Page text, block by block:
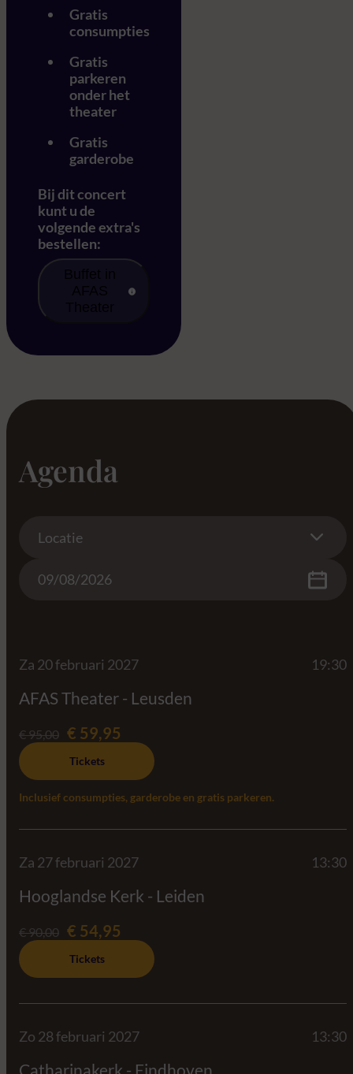
Gratis
consumpties
Gratis
parkeren
onder het
theater
Gratis
garderobe
Bij dit concert
kunt u de
volgende extra's
bestellen:
Buffet in
AFAS
Theater
Agenda
Locatie
Za 20 februari 2027 19:30
AFAS Theater - Leusden
€ 95,00 € 59,95
Tickets
Inclusief consumpties, garderobe en gratis parkeren.
Za 27 februari 2027 13:30
Hooglandse Kerk - Leiden
€ 90,00 € 54,95
Tickets
Zo 28 februari 2027 13:30
Catharinakerk - Eindhoven